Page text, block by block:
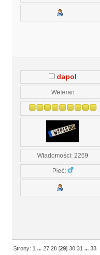
dapol
Weteran
Wiadomości: 2269
Płeć:
Strony: 1 ...27 28 [29]30 31 ...33